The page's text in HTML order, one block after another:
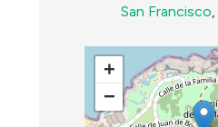
San Francisco
+
−